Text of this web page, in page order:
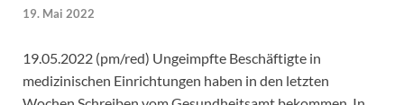
19. Mai 2022
19.05.2022 (pm/red) Ungeimpfte Beschäftigte in
medizinischen Einrichtungen haben in den letzten